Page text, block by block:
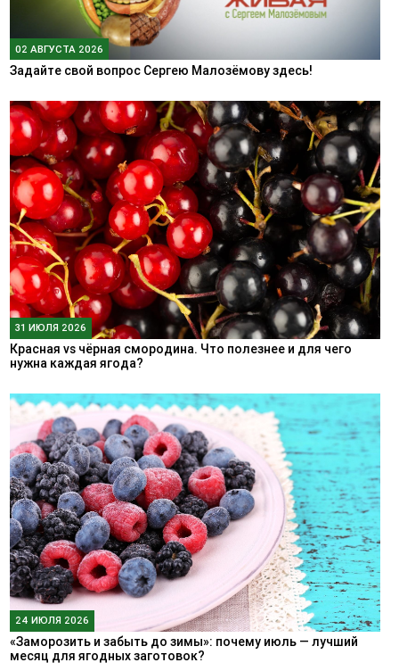
02 АВГУСТА 2026
Задайте свой вопрос Сергею Малозёмову здесь!
31 ИЮЛЯ 2026
Красная vs чёрная смородина. Что полезнее и для чего
нужна каждая ягода?
24 ИЮЛЯ 2026
«Заморозить и забыть до зимы»: почему июль — лучший
месяц для ягодных заготовок?